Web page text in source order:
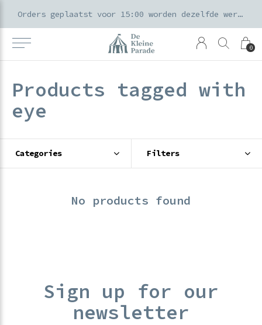
0
Orders geplaatst voor 15:00 worden dezelfde werkdag verzonden
Products tagged with
eye
Categories Filters
No products found
Sign up for our
newsletter